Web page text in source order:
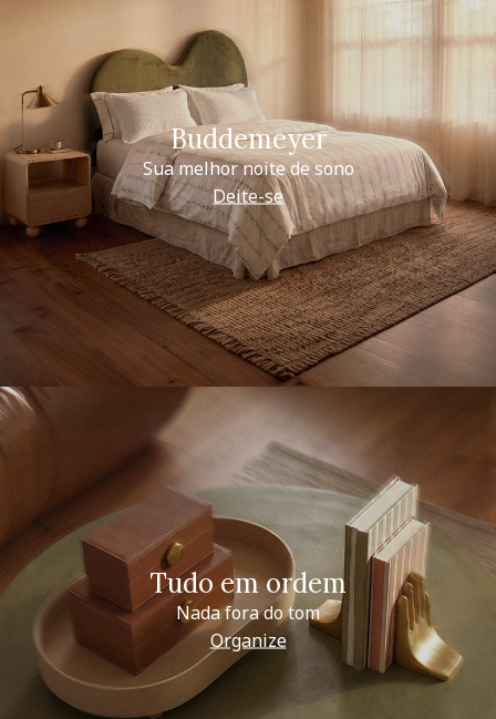
Buddemeyer
Sua melhor noite de sono
Deite-se
Tudo em ordem
Nada fora do tom
Organize